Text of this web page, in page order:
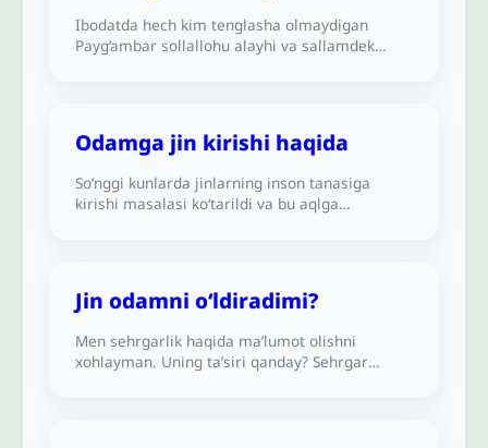
tushunchami?
Ibodatda hech kim tenglasha olmaydigan
Payg‘ambar sollallohu alayhi va sallamdek
Odamga jin kirishi haqida
So‘nggi kunlarda jinlarning inson tanasiga
kirishi masalasi ko‘tarildi va bu aqlga
qobiliyatigagina ega, Alloh ularga insonlar
Shuningdek, bu boradagi yozib olingan
videolavhalar esa dalil bo‘la olmasligi
Jin odamni o‘ldiradimi?
Men sehrgarlik haqida ma’lumot olishni
xohlayman. Uning ta’siri qanday? Sehrgar